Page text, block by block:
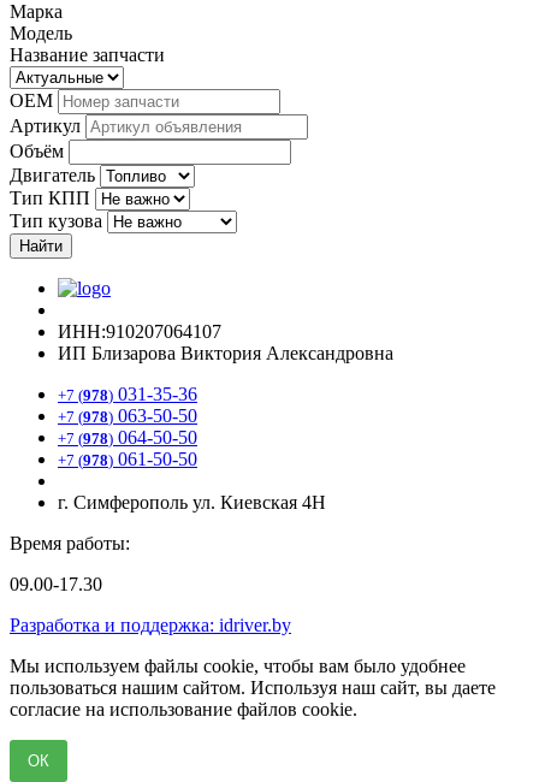
Марка
Модель
Название запчасти
OEM
Артикул
Объём
Двигатель
Тип КПП
Тип кузова
Найти
ИНН:910207064107
ИП Близарова Виктория Александровна
+7 (978) 031-35-36
+7 (978) 063-50-50
+7 (978) 064-50-50
+7 (978) 061-50-50
г. Симферополь ул. Киевская 4Н
Время работы:
09.00-17.30
Разработка и поддержка: idriver.by
Мы используем файлы cookie, чтобы вам было удобнее
пользоваться нашим сайтом. Используя наш сайт, вы даете
согласие на использование файлов cookie.
ОК